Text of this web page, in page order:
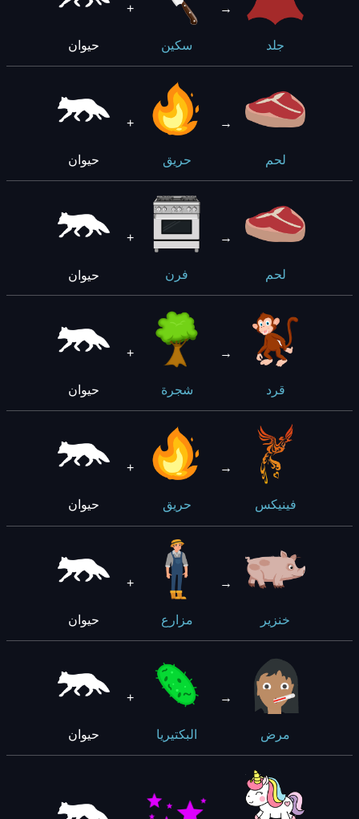
حيوان
+
سكين
→
جلد
حيوان
+
حريق
→
لحم
حيوان
+
فرن
→
لحم
حيوان
+
شجرة
→
قرد
حيوان
+
حريق
→
فينيكس
حيوان
+
مزارع
→
خنزير
حيوان
+
البكتيريا
→
مرض